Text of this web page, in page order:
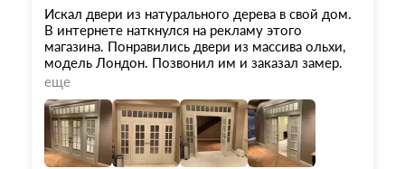
Искал двери из натурального дерева в свой дом.
В интернете наткнулся на рекламу этого
магазина. Понравились двери из массива ольхи,
модель Лондон. Позвонил им и заказал замер.
Замерщик на следующее утро приехал, все
обмерил. Толковый парень. В итоге я через пару
дней приехал к ним в магазин, оформил заказ,
получил документы на руки и тут же забрал
двери. У них склады там же прямо, при магазине,
очень удобно! Привез в дом, установил их сам.
еще